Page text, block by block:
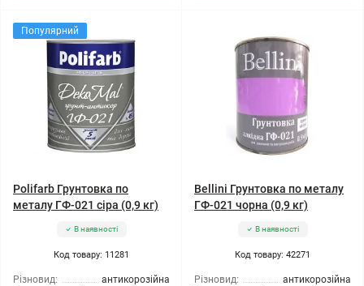
Популярний
Polifarb Грунтовка по
металу ГФ-021 сіра (0,9 кг)
В наявності
Код товару: 11281
Різновид:
антикорозійна
Bellini Грунтовка по металу
ГФ-021 чорна (0,9 кг)
В наявності
Код товару: 42271
Різновид:
антикорозійна